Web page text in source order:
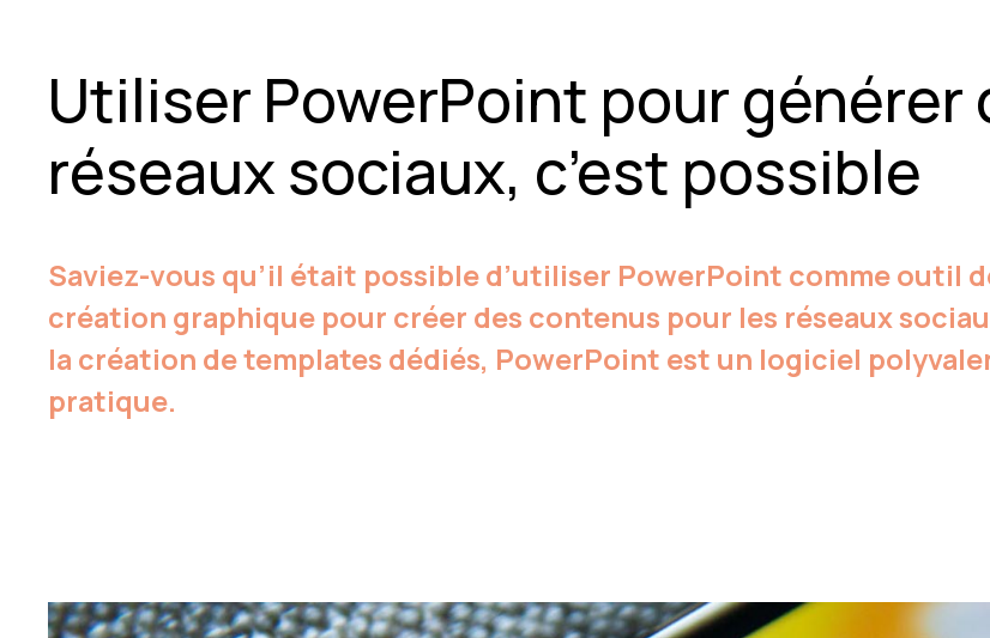
Utiliser PowerPoint pour générer
réseaux sociaux, c’est possible
Saviez-vous qu’il était possible d’utiliser PowerPoint comme outil
création graphique pour créer des contenus pour les réseaux
la création de templates dédiés, PowerPoint est un logiciel
pratique.